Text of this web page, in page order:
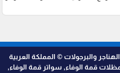
والبرجولات © المملكة العربية
- الرياض 0552742712 |مظلات قمة الوفاء, سواتر قمة الوفاء,